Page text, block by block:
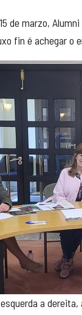
de marzo,
fin é achegar o
a